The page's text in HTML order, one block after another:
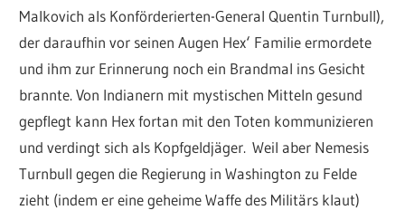
Malkovich als Konförderierten-General Quentin Turnbull),
der daraufhin vor seinen Augen Hex‘ Familie ermordete
und ihm zur Erinnerung noch ein Brandmal ins Gesicht
brannte. Von Indianern mit mystischen Mitteln gesund
gepflegt kann Hex fortan mit den Toten kommunizieren
und verdingt sich als Kopfgeldjäger. Weil aber Nemesis
Turnbull gegen die Regierung in Washington zu Felde
zieht (indem er eine geheime Waffe des Militärs klaut)